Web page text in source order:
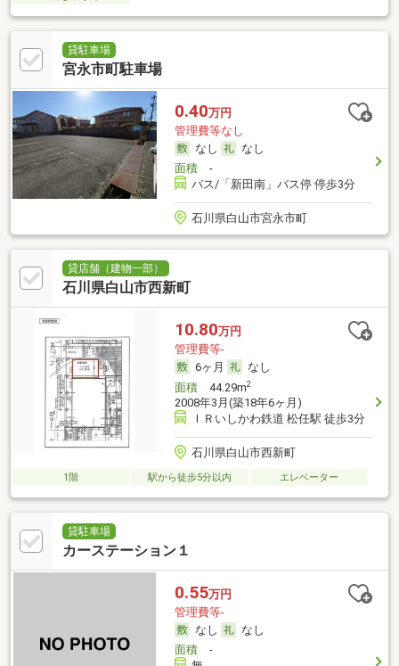
貸駐車場
宮永市町駐車場
0.40万円
管理費等なし
なし
なし
面積-
バス/「新田南」バス停 停歩3分
石川県白山市宮永市町
貸店舗（建物一部）
石川県白山市西新町
10.80万円
管理費等-
6ヶ月
なし
面積44.29m2
2008年3月(築18年6ヶ月)
ＩＲいしかわ鉄道 松任駅 徒歩3分
石川県白山市西新町
1階 駅から徒歩5分以内 エレベーター
貸駐車場
カーステーション１
0.55万円
管理費等-
なし
なし
面積-